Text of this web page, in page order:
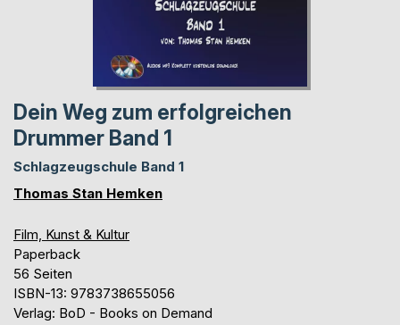
Dein Weg zum erfolgreichen
Drummer Band 1
Schlagzeugschule Band 1
Thomas Stan Hemken
Film, Kunst & Kultur
Paperback
56 Seiten
ISBN-13: 9783738655056
Verlag: BoD - Books on Demand